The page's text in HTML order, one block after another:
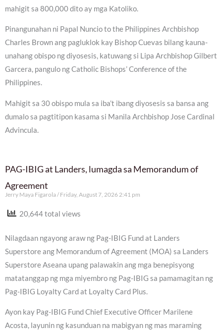
mahigit sa 800,000 dito ay mga Katoliko.
Pinangunahan ni Papal Nuncio to the Philippines Archbishop
Charles Brown ang pagluklok kay Bishop Cuevas bilang kauna-
unahang obispo ng diyosesis, katuwang si Lipa Archbishop Gilbert
Garcera, pangulo ng Catholic Bishops’ Conference of the
Philippines.
Mahigit sa 30 obispo mula sa iba’t ibang diyosesis sa bansa ang
dumalo sa pagtitipon kasama si Manila Archbishop Jose Cardinal
Advincula.
PAG-IBIG at Landers, lumagda sa Memorandum of
Agreement
Jerry Maya Figarola Friday, August 7, 2026 2:41 pm
20,644 total views
Nilagdaan ngayong araw ng Pag-IBIG Fund at Landers
Superstore ang Memorandum of Agreement (MOA) sa Landers
Superstore Aseana upang palawakin ang mga benepisyong
matatanggap ng mga miyembro ng Pag-IBIG sa pamamagitan ng
Pag-IBIG Loyalty Card at Loyalty Card Plus.
Ayon kay Pag-IBIG Fund Chief Executive Officer Marilene
Acosta, layunin ng kasunduan na mabigyan ng mas maraming